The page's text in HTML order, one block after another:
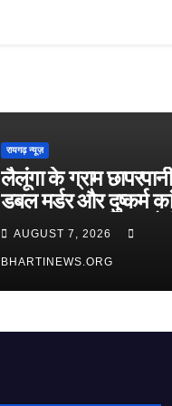
रायगढ़ न्यूज़
लैलूंगा के ग्राम
डबल मर्डर और दुष्कर्म
खुलासा, 65 वर्षीय आरोपी
गिरफ्तार
AUGUST 7, 2026
BHARTINEWS.ORG